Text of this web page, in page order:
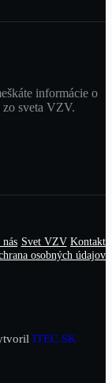
informácie o
sveta VZV.
nás Svet VZV Kontakt
osobných údajov
ITEC.SK